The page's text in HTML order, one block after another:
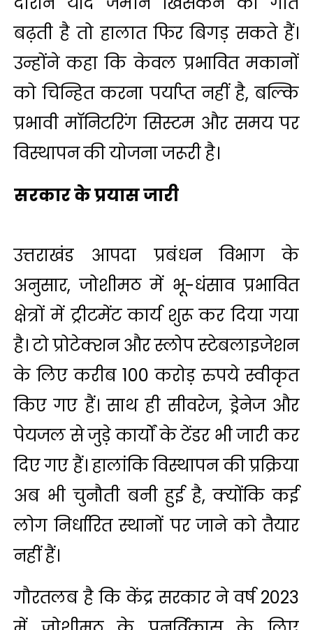
बढ़ती है तो हालात फिर बिगड़ सकते हैं।
उन्होंने कहा कि केवल प्रभावित मकानों
को चिन्हित करना पर्याप्त नहीं है, बल्कि
प्रभावी मॉनिटरिंग सिस्टम और समय पर
विस्थापन की योजना जरूरी है।
सरकार के प्रयास जारी
उत्तराखंड आपदा प्रबंधन विभाग के
अनुसार, जोशीमठ में भू-धंसाव प्रभावित
क्षेत्रों में ट्रीटमेंट कार्य शुरू कर दिया गया
है। टो प्रोटेक्शन और स्लोप स्टेबलाइजेशन
के लिए करीब 100 करोड़ रुपये स्वीकृत
किए गए हैं। साथ ही सीवरेज, ड्रेनेज और
पेयजल से जुड़े कार्यों के टेंडर भी जारी कर
दिए गए हैं। हालांकि विस्थापन की प्रक्रिया
अब भी चुनौती बनी हुई है, क्योंकि कई
लोग निर्धारित स्थानों पर जाने को तैयार
नहीं हैं।
गौरतलब है कि केंद्र सरकार ने वर्ष 2023